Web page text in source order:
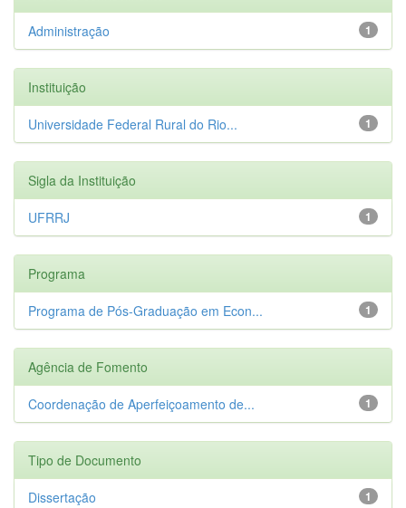
1
Administração
Instituição
1
Universidade Federal Rural do Rio...
Sigla da Instituição
1
UFRRJ
Programa
1
Programa de Pós-Graduação em Econ...
Agência de Fomento
1
Coordenação de Aperfeiçoamento de...
Tipo de Documento
1
Dissertação